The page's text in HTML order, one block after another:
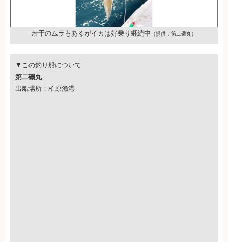
若干のムラもあるがイカは好乗り継続中 （提供：第二磯丸）
▼この釣り船について
第二磯丸
出船場所：柏原漁港